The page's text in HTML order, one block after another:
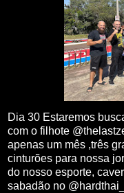
Dia 30 Estaremos
com o filhote
apenas um mês ,três
cinturões para nossa
do nosso esporte,
sabadão no